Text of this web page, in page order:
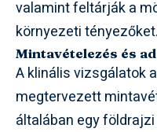
valamint feltárják a
környezeti tényezőket.
Mintavételezés és
A klinális vizsgálatok
megtervezett
általában egy